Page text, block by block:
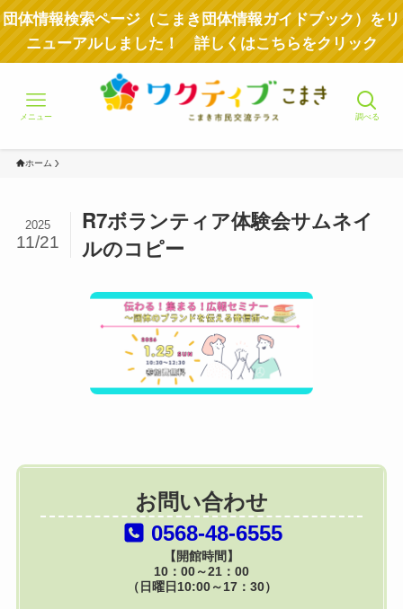
団体情報検索ページ（こまき団体情報ガイドブック）をリ
ニューアルしました！ 詳しくはこちらをクリック
調べる
メニュー
ホーム
R7ボランティア体験会サムネイ
ルのコピー
2025
11/21
お問い合わせ
0568-48-6555
【開館時間】
10：00～21：00
（日曜日10:00～17：30）